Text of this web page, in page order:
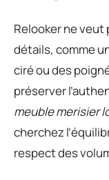
Relooker ne veut
détails, comme
ciré ou des
préserver
meuble merisier
cherchez
respect des